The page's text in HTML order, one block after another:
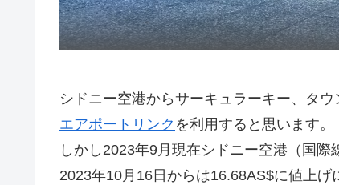
シドニー空港からサーキュラーキー、タ
エアポートリンク を利用すると思います。
しかし2023年9月現在シドニー空港（国際
2023年10月16日からは16.68AS$に値上げ